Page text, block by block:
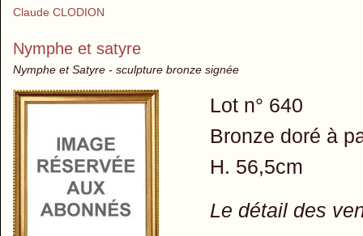
Claude CLODION
Nymphe et satyre
Nymphe et Satyre - sculpture bronze signée
Lot n° 640
Bronze doré à
H. 56,5cm
Le détail des